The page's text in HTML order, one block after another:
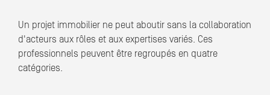
Un projet immobilier ne peut aboutir sans la collaboration
d'acteurs aux rôles et aux expertises variés. Ces
professionnels peuvent être regroupés en quatre
catégories.